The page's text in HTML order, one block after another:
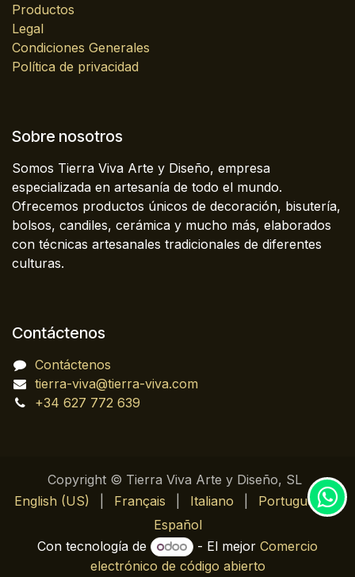
Productos
Legal
Condiciones Generales
Política de privacidad
Sobre nosotros
Somos Tierra Viva Arte y Diseño, empresa
especializada en artesanía de todo el mundo.
Ofrecemos productos únicos de decoración, bisutería,
bolsos, candiles, cerámica y mucho más, elaborados
con técnicas artesanales tradicionales de diferentes
culturas.
Contáctenos
Contáctenos
tierra-viva@tierra-viva.com
+34 627 772 639
Copyright © Tierra Viva Arte y Diseño, SL
English (US)
Français Italiano Português
|
Español
Con tecnología de
- El mejorComercio
electrónico de código abierto